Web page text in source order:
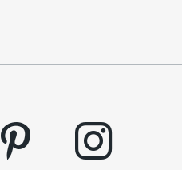
pinterest instagram